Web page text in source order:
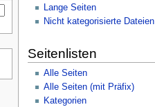
Lange Seiten
Nicht kategorisierte Dateien
Seitenlisten
Alle Seiten
Alle Seiten (mit Präfix)
Kategorien